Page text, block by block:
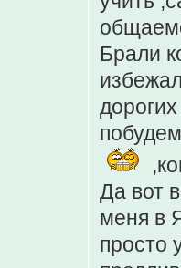
Брали
Да вот
меня в
просто